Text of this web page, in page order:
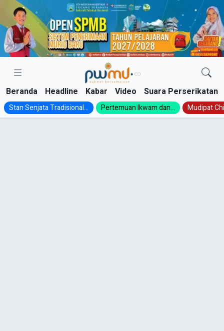
Skip
content
Beranda Headline Kabar Video Suara Perserikatan
Stan Senjata Tradisional... Pertemuan Ikwam dan... Mudipat